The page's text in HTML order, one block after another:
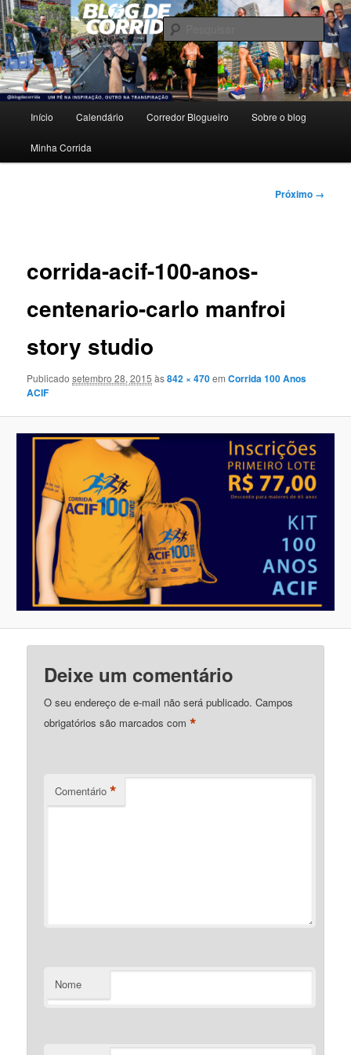
Pular
para
o
conteúdo
principalBlog de Corrida
Um pé na inspiração, outro na transpiração.
principal
Início Calendário Corredor Blogueiro Sobre o blog
Minha Corrida
Próximo →
corrida-acif-100-anos-
centenario-carlo manfroi
story studio
Publicadosetembro 28, 2015 às842 × 470emCorrida 100 Anos
ACIF
Deixe um comentário
O seu endereço de e-mail não será publicado. Campos
obrigatórios são marcados com*
Comentário *
Nome